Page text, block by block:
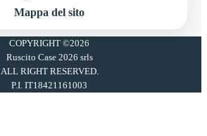
Mappa del sito
COPYRIGHT ©2026
Ruscito Case 2026 srls
ALL RIGHT RESERVED.
P.I. IT18421161003